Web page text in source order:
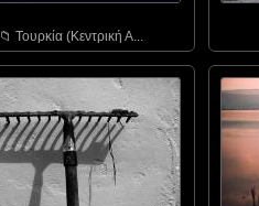
📁︎ Τουρκία (Κεντρική Α...